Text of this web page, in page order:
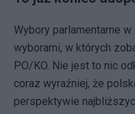
Wybory parlamentarne
wyborami, w których
PO/KO. Nie jest to nic
coraz wyraźniej, że
perspektywie